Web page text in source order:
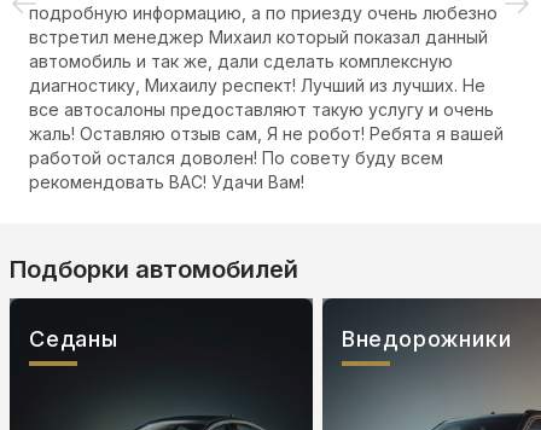
любезно
данный
Не
и очень
я вашей
Подборки автомобилей
Седаны Внедорожники